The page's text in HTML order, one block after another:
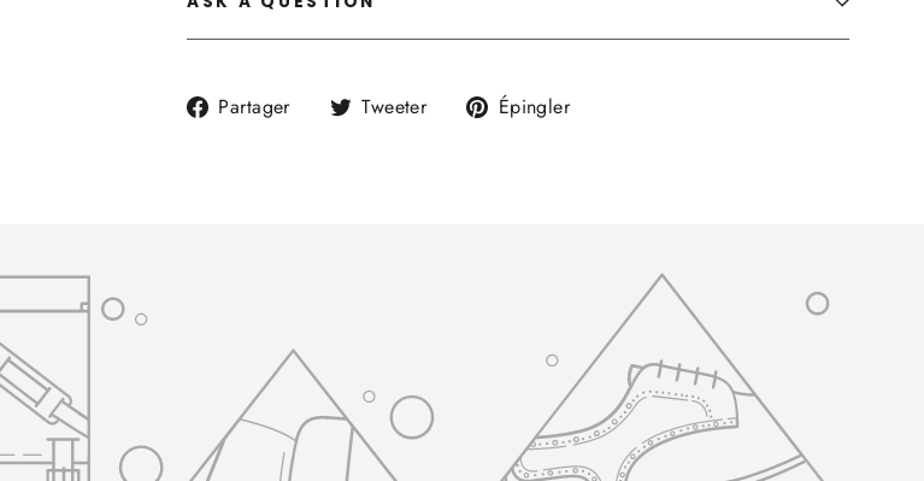
Partager
PartagerTweeter
TweeterÉpingler